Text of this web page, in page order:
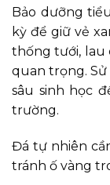
Bảo dưỡng
kỳ để giữ vẻ
thống tưới, lau
quan trọng.
sâu sinh học
trường.
Đá tự nhiên
tránh ố vàng